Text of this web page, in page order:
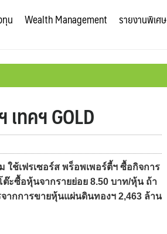
น Wealth Management รายงานพิเศษ
ทคฯ GOLD
ใช้เฟรเซอร์ส พร็อพเพอร์ตี้ฯ ซื้อกิจการ
ะซื้อหุ้นจากรายย่อย 8.50 บาท/หุ้น ถ้า
ากการขายหุ้นแผ่นดินทองฯ 2,463 ล้าน